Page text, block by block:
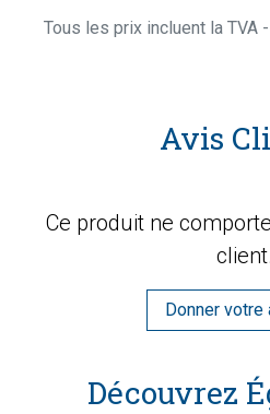
Tous les prix incluent la TVA
Avis
Ce produit ne
client.
Donner votre
Découvrez